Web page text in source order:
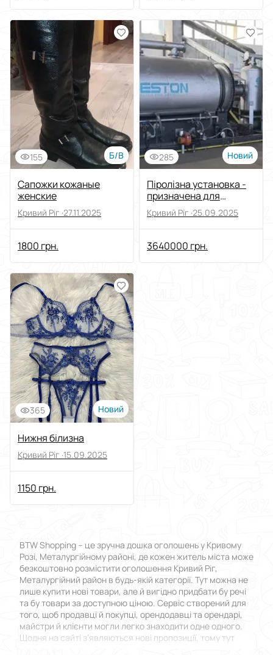
155 Б/В
Сапожки кожаные
женские
Кривий Ріг ·27.11.2025
1800 грн.
285 Новий
Піролізна установка -
призначена для
переробки органічні
відходів
Кривий Ріг ·25.09.2025
3640000 грн.
365 Новий
Нижня білизна
Кривий Ріг ·15.09.2025
1150 грн.
BTW Shopping – це зручна дошка оголошень у Кривому
Розі, Металургійному районі, де кожен житель міста може
безкоштовно розмістити оголошення Кривий Ріг,
Металургійний район в будь-якій категорії. Тут можна не
лише купити нові товари, але й вигідно придбати бу речі
та бу товари за доступною ціною. Сервіс створений для
того, щоб продавці й покупці, орендодавці та орендарі,
майстри й клієнти могли легко знаходити одне одного.
Щодня на сайті з’являються нові пропозиції, тому тут